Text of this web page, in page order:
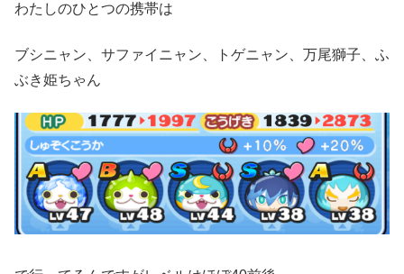
わたしのひとつの携帯は
ブシニャン、サファイニャン、トゲニャン、万尾獅子、ふ
ぶき姫ちゃん